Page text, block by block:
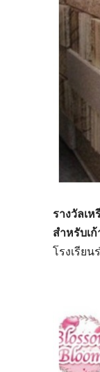
รางวัลเ
สำหรับเ
โรงเรีย